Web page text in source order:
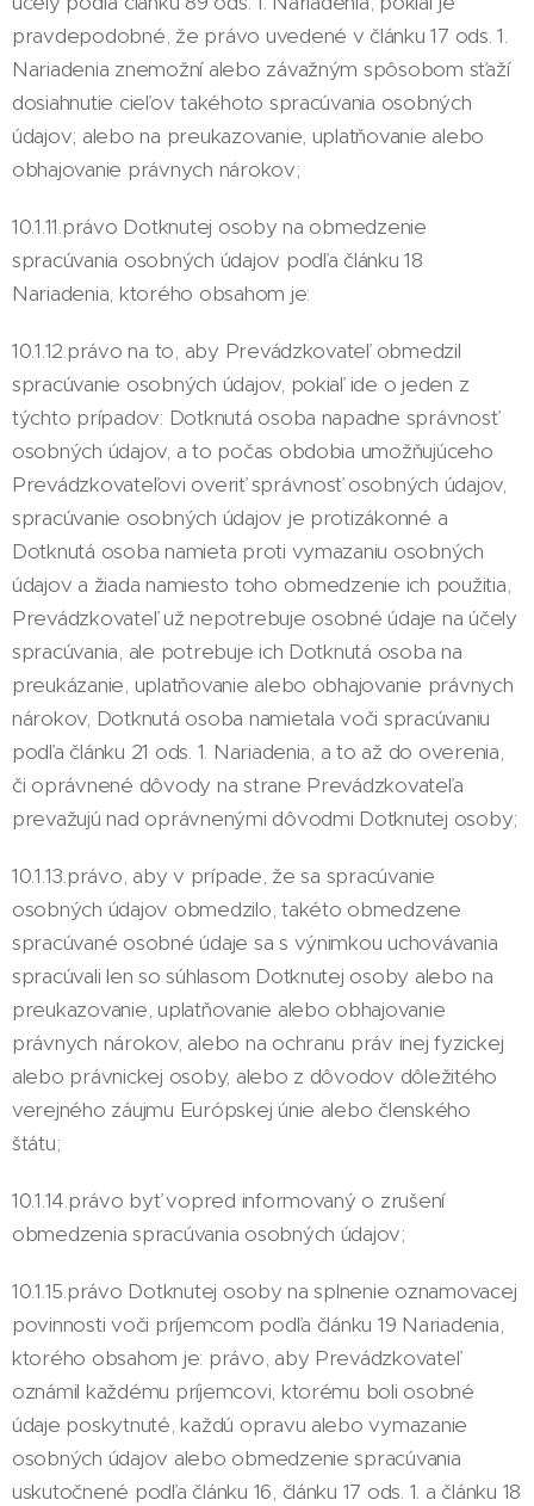
pravdepodobné, že právo uvedené v článku 17 ods. 1.
Nariadenia znemožní alebo závažným spôsobom sťaží
dosiahnutie cieľov takéhoto spracúvania osobných
údajov; alebo na preukazovanie, uplatňovanie alebo
obhajovanie právnych nárokov;
10.1.11.právo Dotknutej osoby na obmedzenie
spracúvania osobných údajov podľa článku 18
Nariadenia, ktorého obsahom je:
10.1.12.právo na to, aby Prevádzkovateľ obmedzil
spracúvanie osobných údajov, pokiaľ ide o jeden z
týchto prípadov: Dotknutá osoba napadne správnosť
osobných údajov, a to počas obdobia umožňujúceho
Prevádzkovateľovi overiť správnosť osobných údajov,
spracúvanie osobných údajov je protizákonné a
Dotknutá osoba namieta proti vymazaniu osobných
údajov a žiada namiesto toho obmedzenie ich použitia,
Prevádzkovateľ už nepotrebuje osobné údaje na účely
spracúvania, ale potrebuje ich Dotknutá osoba na
preukázanie, uplatňovanie alebo obhajovanie právnych
nárokov, Dotknutá osoba namietala voči spracúvaniu
podľa článku 21 ods. 1. Nariadenia, a to až do overenia,
či oprávnené dôvody na strane Prevádzkovateľa
prevažujú nad oprávnenými dôvodmi Dotknutej osoby;
10.1.13.právo, aby v prípade, že sa spracúvanie
osobných údajov obmedzilo, takéto obmedzene
spracúvané osobné údaje sa s výnimkou uchovávania
spracúvali len so súhlasom Dotknutej osoby alebo na
preukazovanie, uplatňovanie alebo obhajovanie
právnych nárokov, alebo na ochranu práv inej fyzickej
alebo právnickej osoby, alebo z dôvodov dôležitého
verejného záujmu Európskej únie alebo členského
štátu;
10.1.14.právo byť vopred informovaný o zrušení
obmedzenia spracúvania osobných údajov;
10.1.15.právo Dotknutej osoby na splnenie oznamovacej
povinnosti voči príjemcom podľa článku 19 Nariadenia,
ktorého obsahom je: právo, aby Prevádzkovateľ
oznámil každému príjemcovi, ktorému boli osobné
údaje poskytnuté, každú opravu alebo vymazanie
osobných údajov alebo obmedzenie spracúvania
uskutočnené podľa článku 16, článku 17 ods. 1. a článku 18